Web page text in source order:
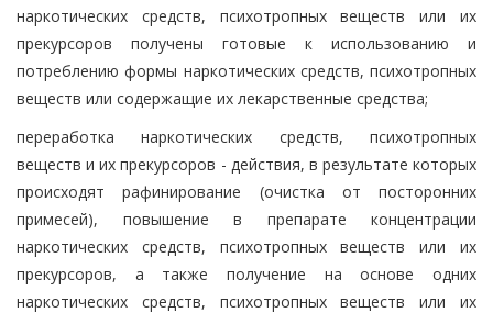
наркотических средств, психотропных веществ или их
прекурсоров получены готовые к использованию и
потреблению формы наркотических средств, психотропных
веществ или содержащие их лекарственные средства;
переработка наркотических средств, психотропных
веществ и их прекурсоров - действия, в результате которых
происходят рафинирование (очистка от посторонних
примесей), повышение в препарате концентрации
наркотических средств, психотропных веществ или их
прекурсоров, а также получение на основе одних
наркотических средств, психотропных веществ или их